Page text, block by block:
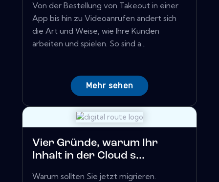
Von der Bestellung von Takeout in einer
App bis hin zu Videoanrufen ändert sich
die Art und Weise, wie Ihre Kunden
arbeiten und spielen. So sind a...
Mehr sehen
Vier Gründe, warum Ihr
Inhalt in der Cloud s...
Warum sollten Sie jetzt migrieren.